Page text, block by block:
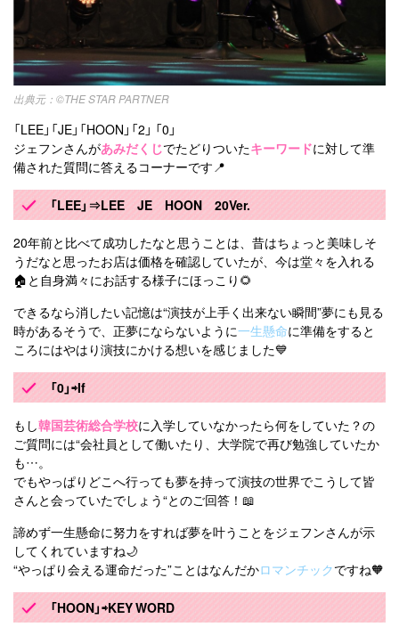
©THE STAR PARTNER
「LEE」「JE」「HOON」「2」 「0」
ジェフンさんがあみだくじでたどりついたキーワードに対して準
備された質問に答えるコーナーです📍
「LEE」⇒LEE JE HOON 20Ver.
20年前と比べて成功したなと思うことは、昔はちょっと美味しそ
うだなと思ったお店は価格を確認していたが、今は堂々を入れる
🏠と自身満々にお話する様子にほっこり🌻
できるなら消したい記憶は“演技が上手く出来ない瞬間”夢にも見る
時があるそうで、正夢にならないように一生懸命に準備をすると
ころにはやはり演技にかける想いを感じました💙
「0」⇨If
もし韓国芸術総合学校に入学していなかったら何をしていた？の
ご質問には“会社員として働いたり、大学院で再び勉強していたか
も…。
でもやっぱりどこへ行っても夢を持って演技の世界でこうして皆
さんと会っていたでしょう“とのご回答！📖
諦めず一生懸命に努力をすれば夢を叶うことをジェフンさんが示
してくれていますね🌙
“やっぱり会える運命だった”ことはなんだかロマンチックですね🧡
「HOON」⇨KEY WORD